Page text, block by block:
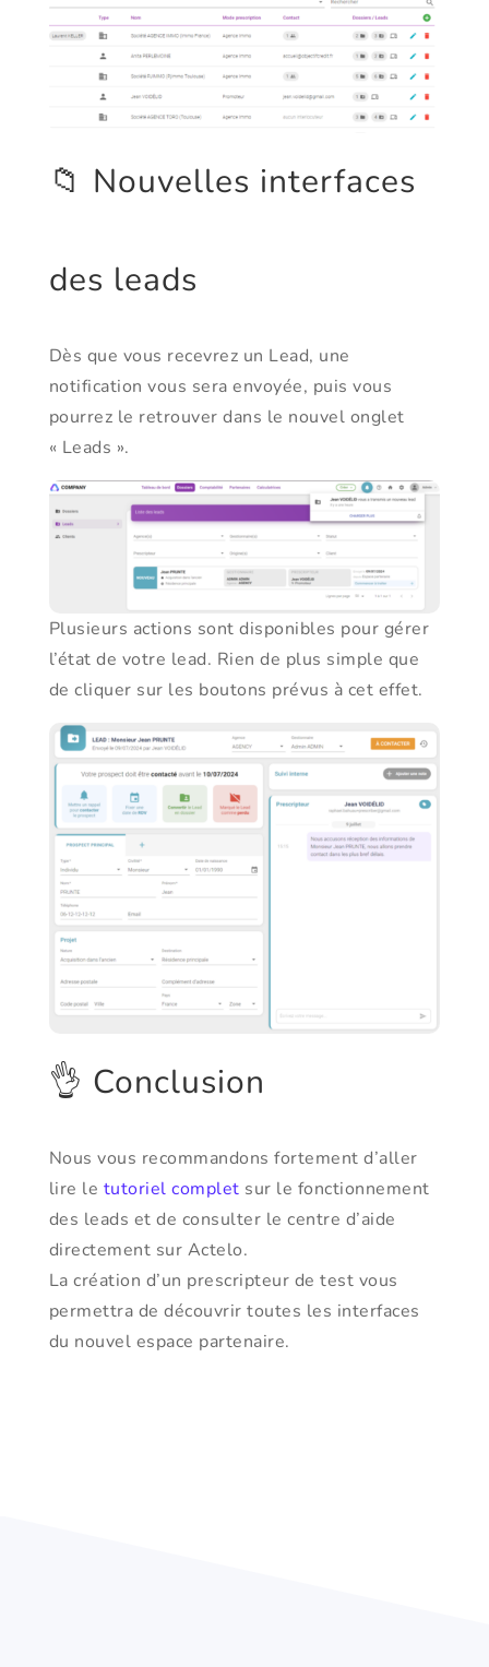
📁 Nouvelles interfaces
des leads
Dès que vous recevrez un Lead, une
notification vous sera envoyée, puis vous
pourrez le retrouver dans le nouvel onglet
« Leads ».
Plusieurs actions sont disponibles pour gérer
l’état de votre lead. Rien de plus simple que
de cliquer sur les boutons prévus à cet effet.
👌 Conclusion
Nous vous recommandons fortement d’aller
lire le tutoriel complet sur le fonctionnement
des leads et de consulter le centre d’aide
directement sur Actelo.
La création d’un prescripteur de test vous
permettra de découvrir toutes les interfaces
du nouvel espace partenaire.